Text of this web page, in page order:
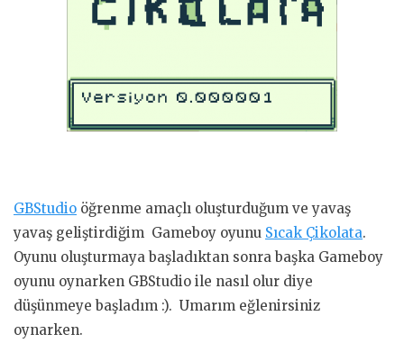
GBStudio öğrenme amaçlı oluşturduğum ve yavaş
yavaş geliştirdiğim Gameboy oyunu Sıcak Çikolata.
Oyunu oluşturmaya başladıktan sonra başka Gameboy
oyunu oynarken GBStudio ile nasıl olur diye
düşünmeye başladım :). Umarım eğlenirsiniz
oynarken.